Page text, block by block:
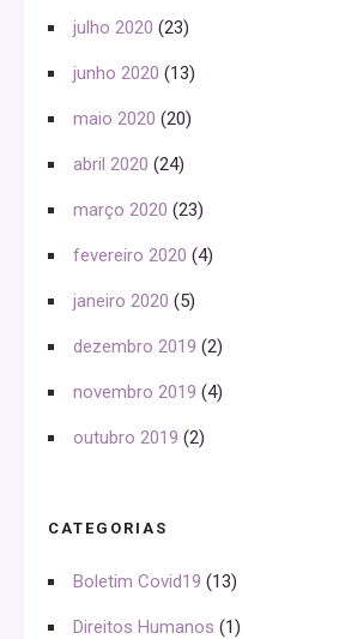
julho 2020 (23)
junho 2020 (13)
maio 2020 (20)
abril 2020 (24)
março 2020 (23)
fevereiro 2020 (4)
janeiro 2020 (5)
dezembro 2019 (2)
novembro 2019 (4)
outubro 2019 (2)
CATEGORIAS
Boletim Covid19 (13)
Direitos Humanos (1)